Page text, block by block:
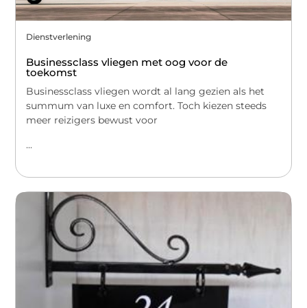
Dienstverlening
Businessclass vliegen met oog voor de
toekomst
Businessclass vliegen wordt al lang gezien als het
summum van luxe en comfort. Toch kiezen steeds
meer reizigers bewust voor
...